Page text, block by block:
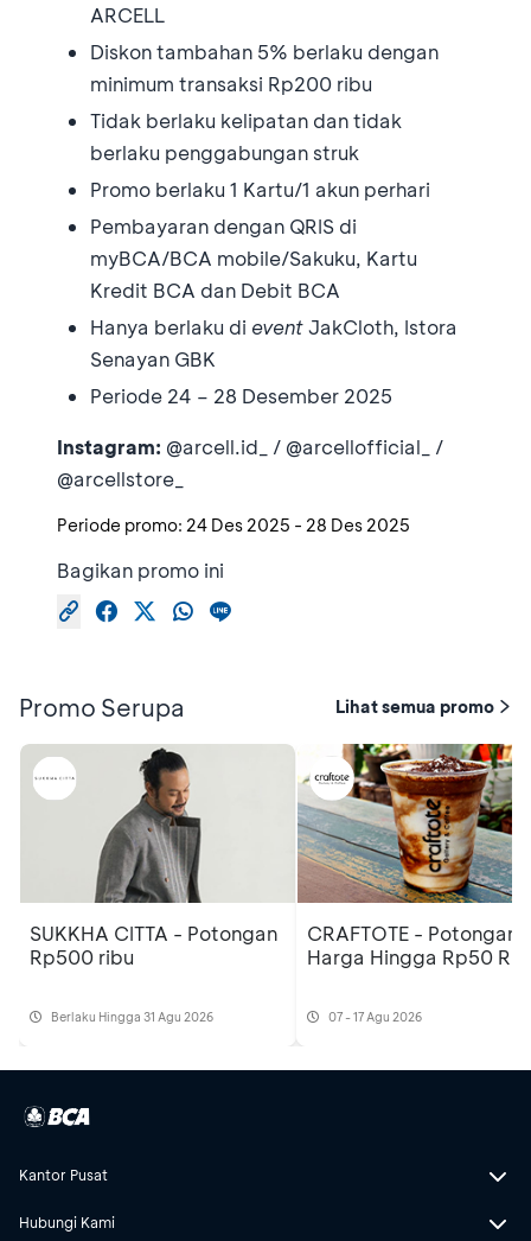
ARCELL
Diskon tambahan 5% berlaku dengan
minimum transaksi Rp200 ribu
Tidak berlaku kelipatan dan tidak
berlaku penggabungan struk
Promo berlaku 1 Kartu/1 akun perhari
Pembayaran dengan QRIS di
myBCA/BCA mobile/Sakuku, Kartu
Kredit BCA dan Debit BCA
Hanya berlaku di eventJakCloth, Istora
Senayan GBK
Periode 24 – 28 Desember 2025
Instagram: @arcell.id_ / @arcellofficial_ /
@arcellstore_
Periode promo: 24 Des 2025 - 28 Des 2025
Bagikan promo ini
Promo Serupa Lihat semua promo
SUKKHA CITTA - Potongan
Rp500 ribu
Berlaku Hingga 31 Agu 2026
CRAFTOTE - Potongan
Harga Hingga Rp50
07 - 17 Agu 2026
Kantor Pusat
Hubungi Kami